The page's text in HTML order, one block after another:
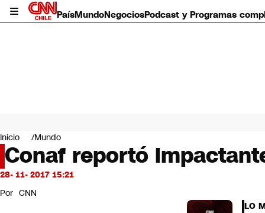
PaísMundoNegociosPodcast y Programas
Mundo
Negocios
Deportes
Programas completos
Servicios
Inicio Mundo
Conaf reportó
28- 11- 2017 15:21
Por CNN
LO